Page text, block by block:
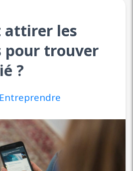
attirer les
pour trouver
?